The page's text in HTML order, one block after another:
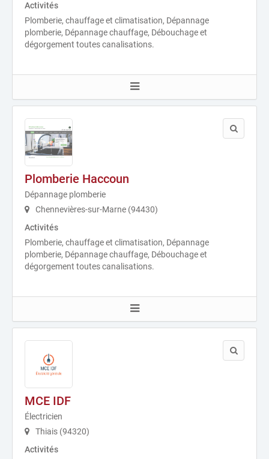
Activités
Plomberie, chauffage et climatisation, Dépannage
plomberie, Dépannage chauffage, Débouchage et
dégorgement toutes canalisations.
Plomberie Haccoun
Dépannage plomberie
Chennevières-sur-Marne (94430)
Activités
Plomberie, chauffage et climatisation, Dépannage
plomberie, Dépannage chauffage, Débouchage et
dégorgement toutes canalisations.
MCE IDF
Électricien
Thiais (94320)
Activités